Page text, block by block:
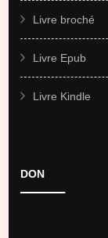
Livre broché
Livre Epub
Livre Kindle
DON